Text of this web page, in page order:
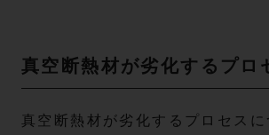
真空断熱材が劣化するプロ
真空断熱材が劣化するプロセスに